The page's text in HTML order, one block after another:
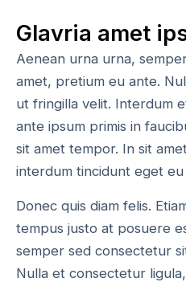
Glavria amet
Aenean urna urna,
amet, pretium eu ante.
ut fringilla velit. Interdum
ante ipsum primis in
sit amet tempor. In sit
interdum tincidunt eget eu
Donec quis diam felis.
tempus justo at posuere
semper sed consectetur
Nulla et consectetur